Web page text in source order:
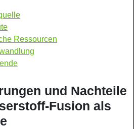
Ressourcen
und Nachteile
Fusion als